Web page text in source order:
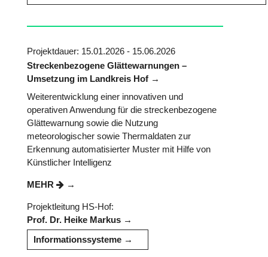
Projektdauer: 15.01.2026 - 15.06.2026
Streckenbezogene Glättewarnungen –
Umsetzung im Landkreis Hof
Weiterentwicklung einer innovativen und
operativen Anwendung für die streckenbezogene
Glättewarnung sowie die Nutzung
meteorologischer sowie Thermaldaten zur
Erkennung automatisierter Muster mit Hilfe von
Künstlicher Intelligenz
MEHR
Projektleitung HS-Hof:
Prof. Dr. Heike Markus
Informationssysteme